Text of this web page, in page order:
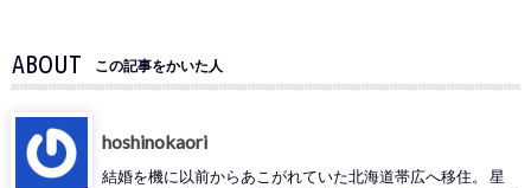
ABOUT この記事をかいた人
hoshinokaori
結婚を機に以前からあこがれていた北海道帯広へ移住。 星